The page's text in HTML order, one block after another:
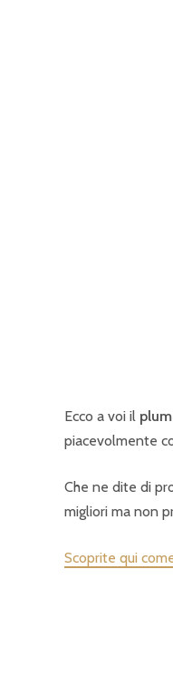
Ecco a voi il
piacevolmente
Che ne dite di
migliori ma non
Scoprite qui